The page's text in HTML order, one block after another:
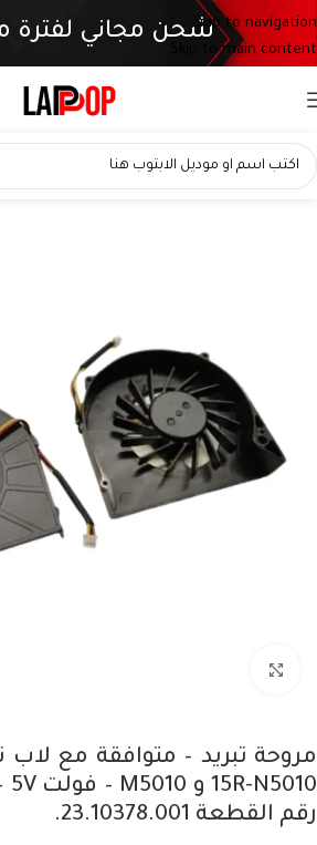
Skip to navigation
Skip to main content
شحن مجاني لفترة
رقم القطعة 23.10378.001.